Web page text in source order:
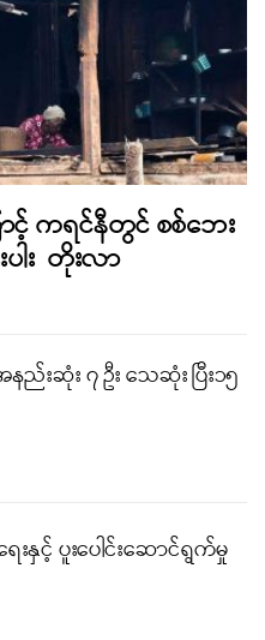
ာင့် ကရင်နီတွင် စစ်ဘေး
ါး တိုးလာ
းဆုံး ၇ ဦး သေဆုံး ပြီး၁၅
နှင့် ပူးပေါင်းဆောင်ရွက်မှု